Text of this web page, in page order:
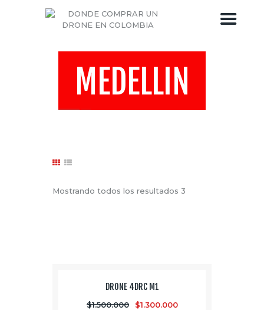
MEDELLIN
DRONES COLOMBIA
TIENDA DE DRONES
BLOG DEL DRONE
Mostrando todos los resultados 3
DRONE 4DRC M1
$1.500.000 $1.300.000